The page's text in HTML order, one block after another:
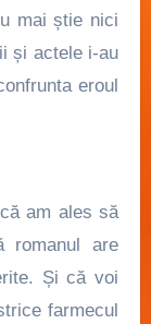
mai știe nici
și actele i-au
eroul
am ales să
romanul are
Și că voi
farmecul